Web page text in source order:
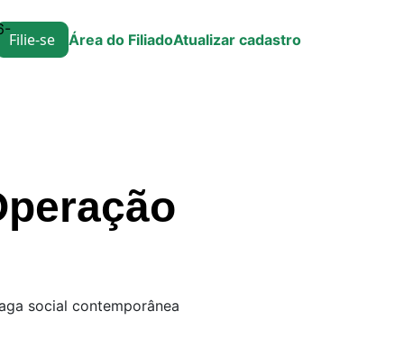
Filie-se Área do FiliadoAtualizar cadastro
social contemporânea